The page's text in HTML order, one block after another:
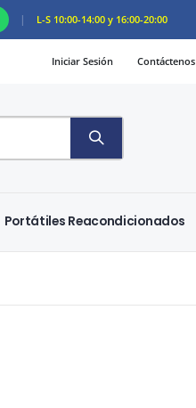
| L-S 10:00-14:00 y 16:00-20:00
Iniciar Sesión Contáctenos
Portátiles Reacondicionados